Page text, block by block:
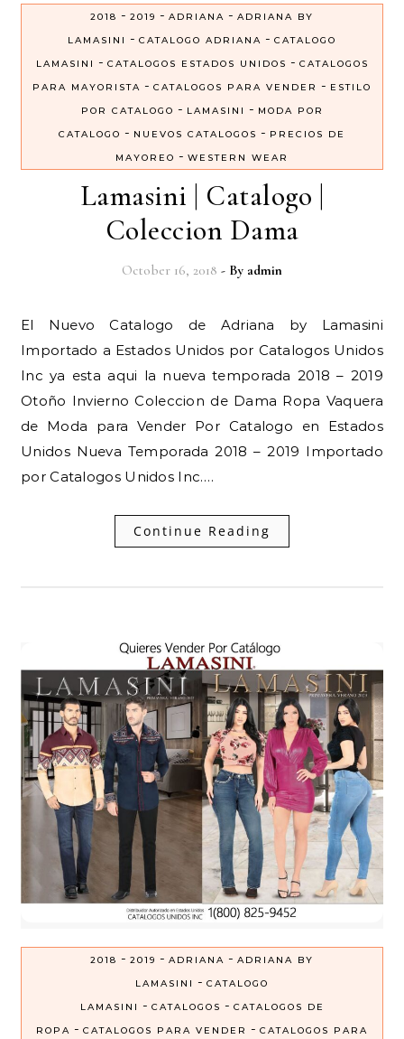
2018 - 2019 - ADRIANA - ADRIANA BY
LAMASINI
- CATALOGO ADRIANA - CATALOGO
LAMASINI
- CATALOGOS ESTADOS UNIDOS - CATALOGOS
PARA MAYORISTA - CATALOGOS PARA VENDER - ESTILO
POR CATALOGO - LAMASINI - MODA POR
CATALOGO - NUEVOS CATALOGOS - PRECIOS DE
MAYOREO - WESTERN WEAR
Lamasini | Catalogo |
Coleccion Dama
October 16, 2018 - By admin
El Nuevo Catalogo de Adriana by Lamasini
Importado a Estados Unidos por Catalogos Unidos
Inc ya esta aqui la nueva temporada 2018 – 2019
Otoño Invierno Coleccion de Dama Ropa Vaquera
de Moda para Vender Por Catalogo en Estados
Unidos Nueva Temporada 2018 – 2019 Importado
por Catalogos Unidos Inc.…
Continue Reading
2018 - 2019 - ADRIANA - ADRIANA BY
LAMASINI
- CATALOGO
LAMASINI
- CATALOGOS - CATALOGOS DE
ROPA - CATALOGOS PARA VENDER - CATALOGOS PARA